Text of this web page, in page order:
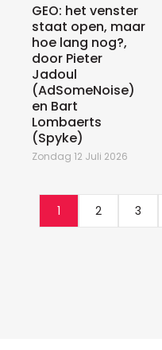
GEO: het venster
staat open, maar
hoe lang nog?,
door Pieter
Jadoul
(AdSomeNoise)
en Bart
Lombaerts
(Spyke)
Zondag 12 Juli 2026
1 2 3